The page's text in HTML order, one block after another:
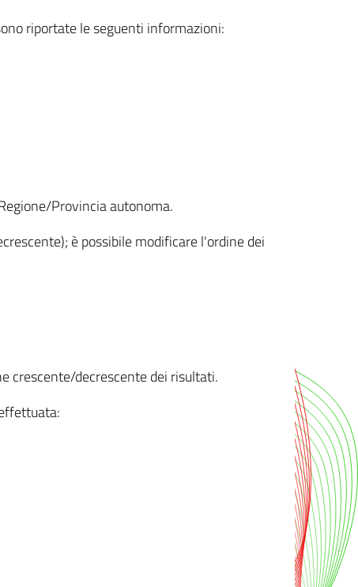
riportate le seguenti informazioni:
Provincia autonoma.
è possibile modificare l'ordine dei
crescente/decrescente dei risultati.